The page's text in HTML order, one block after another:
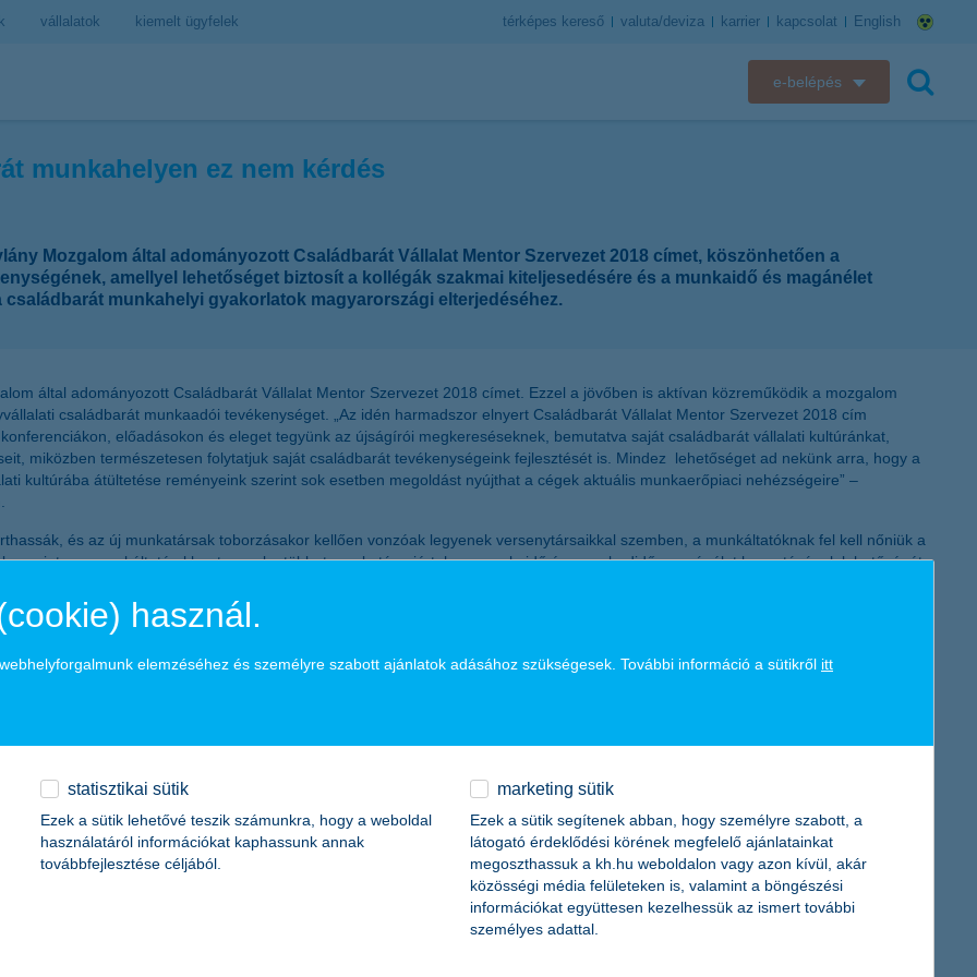
vállalatok kiemelt ügyfelek térképes kereső valuta/deviza karrier kapcsolat English
e-belépés
K&H SZÉP Kártya
K&H e-kártyafelület
munkahelyen ez nem kérdés
Mozgalom által adományozott Családbarát Vállalat Mentor Szervezet 2018 címet, köszönhetően a
amellyel lehetőséget biztosít a kollégák szakmai kiteljesedésére és a munkaidő és magánélet
munkahelyi gyakorlatok magyarországi elterjedéséhez.
által adományozott Családbarát Vállalat Mentor Szervezet 2018 címet. Ezzel a jövőben is aktívan közreműködik a mozgalom
családbarát munkaadói tevékenységet. „Az idén harmadszor elnyert Családbarát Vállalat Mentor Szervezet 2018 cím
előadásokon és eleget tegyünk az újságírói megkereséseknek, bemutatva saját családbarát vállalati kultúránkat,
miközben természetesen folytatjuk saját családbarát tevékenységeink fejlesztését is. Mindez lehetőséget ad nekünk arra, hogy a
kultúrába átültetése reményeink szerint sok esetben megoldást nyújthat a cégek aktuális munkaerőpiaci nehézségeire” –
és az új munkatársak toborzásakor kellően vonzóak legyenek versenytársaikkal szemben, a munkáltatóknak fel kell nőniük a
szerint egy munkáltató akkor tesz a legtöbbet munkatársaiért, ha a munkaidő és a szabadidő, magánélet beosztásának lehetőségét
kötelezettségeikhez igazodva maguk oszthassák be munkaidejüket, így családi életük alakítása is sokkal szabadabb keretek
szerint kötetlen munkarendben. Az idei évben pedig további lépéseket tettünk annak érdekében, hogy - azokban az
munkatársaink gyermekei nyári táboroztatását támogassuk: idén 318 gyermek vett részt nyári táborokban a Bank támogatásával.
való kapcsolattartást és a munkában való visszailleszkedésüket segítő program. Örömteli hír, hogy visszatérő kismamáink közel
Végh József.
használ.
elemzéséhez és személyre szabott ajánlatok adásához szükségesek. További információ a sütikről itt
statisztikai sütik
Ezek a sütik lehetővé teszik számunkra, hogy a weboldal
használatáról információkat kaphassunk annak
továbbfejlesztése céljából.
marketing sütik
Ezek a sütik segítenek abban, hogy személyre szabott, a
látogató érdeklődési körének megfelelő ajánlatainkat
megoszthassuk a kh.hu weboldalon vagy azon kívül, akár
közösségi média felületeken is, valamint a böngészési
információkat együttesen kezelhessük az ismert további
személyes adattal.